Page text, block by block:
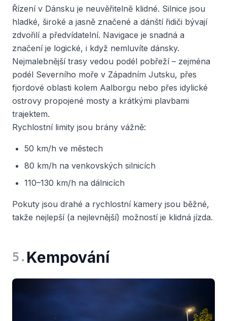
Řízení v Dánsku je neuvěřitelně klidné. Silnice jsou
hladké, široké a jasně značené a dánští řidiči bývají
zdvořilí a předvídatelní. Navigace je snadná a
značení je logické, i když nemluvíte dánsky.
Nejmalebnější trasy vedou podél pobřeží – zejména
podél Severního moře v Západním Jutsku, přes
fjordové oblasti kolem Aalborgu nebo přes idylické
ostrovy propojené mosty a krátkými plavbami
trajektem.
Rychlostní limity jsou brány vážně:
50 km/h ve městech
80 km/h na venkovských silnicích
110–130 km/h na dálnicích
Pokuty jsou drahé a rychlostní kamery jsou běžné,
takže nejlepší (a nejlevnější) možností je klidná jízda.
5 . Kempování